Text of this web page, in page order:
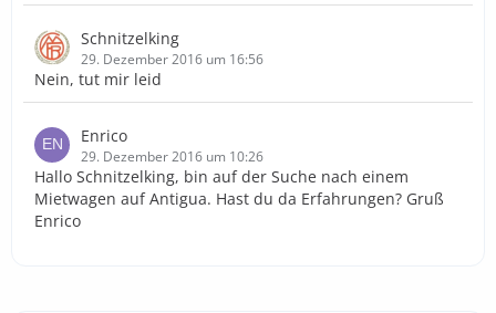
Schnitzelking
29. Dezember 2016 um 16:56
Nein, tut mir leid
Enrico
29. Dezember 2016 um 10:26
Hallo Schnitzelking, bin auf der Suche nach einem
Mietwagen auf Antigua. Hast du da Erfahrungen? Gruß
Enrico